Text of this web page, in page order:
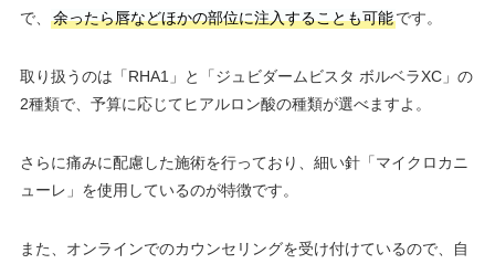
で、
余ったら唇などほかの部位に注入することも可能です。
取り扱うのは「RHA1」と「ジュビダームビスタ ボルベラXC」の
2種類で、予算に応じてヒアルロン酸の種類が選べますよ。
さらに痛みに配慮した施術を行っており、細い針「マイクロカニ
ューレ」を使用しているのが特徴です。
また、オンラインでのカウンセリングを受け付けているので、自